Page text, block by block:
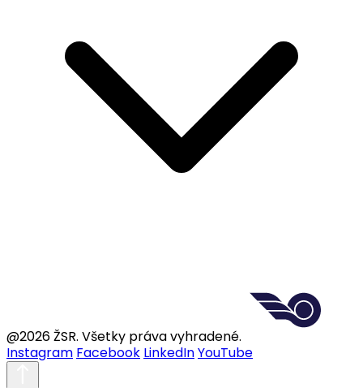
@2026 ŽSR. Všetky práva vyhradené.
Instagram Facebook LinkedInYouTube